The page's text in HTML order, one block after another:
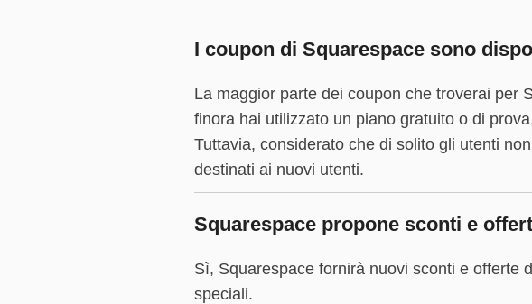
I coupon di Squarespace sono
La maggior parte dei coupon che troverai per
finora hai utilizzato un piano gratuito o di
Tuttavia, considerato che di solito gli utenti
destinati ai nuovi utenti.
Squarespace propone sconti e
Sì, Squarespace fornirà nuovi sconti e offerte
speciali.